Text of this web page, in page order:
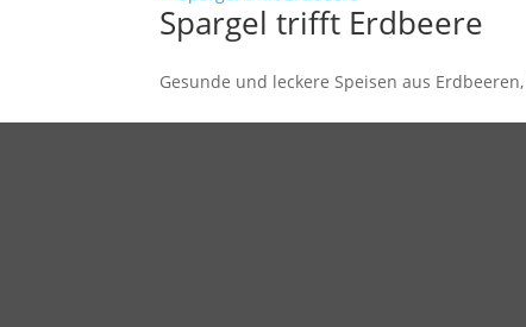
Spargel trifft Erdbeere
Gesunde und leckere Speisen aus